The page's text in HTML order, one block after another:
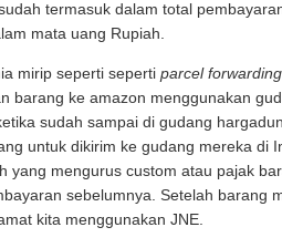
termasuk dalam total
mata uang Rupiah.
mirip seperti seperti parcel
barang ke amazon menggunakan
sudah sampai di gudang
untuk dikirim ke gudang mereka di
yang mengurus custom atau pajak
sebelumnya. Setelah barang
kita menggunakan JNE.